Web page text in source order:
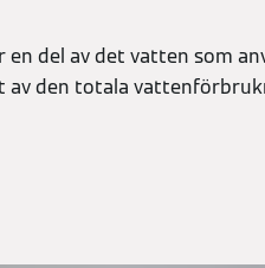
en del av det vatten som
av den totala